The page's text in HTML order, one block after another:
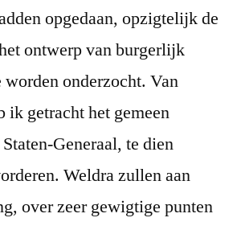
opgedaan, opzigtelijk de
ontwerp van burgerlijk
onderzocht. Van
getracht het gemeen
Generaal, te dien
Weldra zullen aan
over zeer gewigtige punten